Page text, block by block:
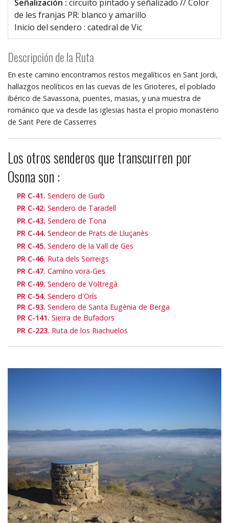
Señalización : circuito pintado y señalizado // Color
de les franjas PR: blanco y amarillo
Inicio del sendero : catedral de Vic
Descripción de la Ruta
En este camino encontramos restos megalíticos en Sant Jordi,
hallazgos neolíticos en las cuevas de les Grioteres, el poblado
ibérico de Savassona, puentes, masias, y una muestra de
románico que va desde las iglesias hasta el propio monasterio
de Sant Pere de Casserres
Los otros senderos que transcurren por
Osona son :
PR C-41. Sendero de Gurb
PR C-42. Sendero de Taradell
PR C-43. Sendero de Tona
PR C-44. Sendeor de Prats de Lluçanès
PR C-45. Sendero de la Vall de Ges
PR C-46. Ruta dels Sorreigs
PR C-47. Camíno vora-Ges
PR C-49. Sendero de Voltregà
PR C-54. Sendero d'Orís
PR C-93. Sendero de Santa Eugènia de Berga
PR C-141. Sierra de Bufadors
PR C-223. Ruta de los Riachuelos